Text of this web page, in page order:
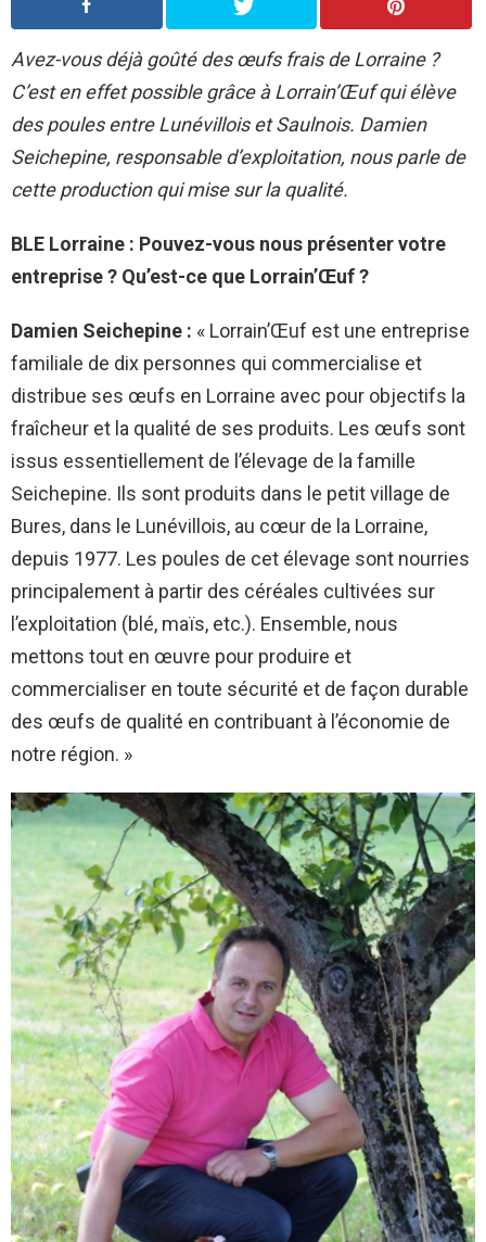
Avez-vous déjà goûté des œufs frais de Lorraine ?
C’est en effet possible grâce à Lorrain’Œuf qui élève
des poules entre Lunévillois et Saulnois. Damien
Seichepine, responsable d’exploitation, nous parle de
cette production qui mise sur la qualité.
BLE Lorraine : Pouvez-vous nous présenter votre
entreprise ? Qu’est-ce que Lorrain’Œuf ?
Damien Seichepine : « Lorrain’Œuf est une entreprise
familiale de dix personnes qui commercialise et
distribue ses œufs en Lorraine avec pour objectifs la
fraîcheur et la qualité de ses produits. Les œufs sont
issus essentiellement de l’élevage de la famille
Seichepine. Ils sont produits dans le petit village de
Bures, dans le Lunévillois, au cœur de la Lorraine,
depuis 1977. Les poules de cet élevage sont nourries
principalement à partir des céréales cultivées sur
l’exploitation (blé, maïs, etc.). Ensemble, nous
mettons tout en œuvre pour produire et
commercialiser en toute sécurité et de façon durable
des œufs de qualité en contribuant à l’économie de
notre région. »